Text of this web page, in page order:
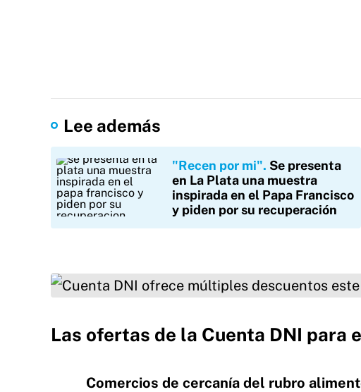
Lee además
"Recen por mi" Se presenta
en La Plata una muestra
inspirada en el Papa Francisco
y piden por su recuperación
Las ofertas de la Cuenta DNI para
Comercios de cercanía del rubro